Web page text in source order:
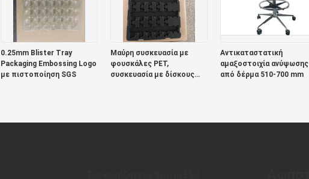
0.25mm Blister Tray
Packaging Embossing Logo
με πιστοποίηση SGS
Μαύρη συσκευασία με
φουσκάλες PET,
συσκευασία με δίσκους
Αντικαταστατική
αμαξοστοιχία ανύψωσης
από δέρμα 510-700 mm